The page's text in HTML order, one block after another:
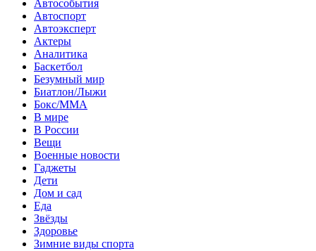
Автособытия
Автоспорт
Автоэксперт
Актеры
Аналитика
Баскетбол
Безумный мир
Биатлон/Лыжи
Бокс/MMA
В мире
В России
Вещи
Военные новости
Гаджеты
Дети
Дом и сад
Еда
Звёзды
Здоровье
Зимние виды спорта